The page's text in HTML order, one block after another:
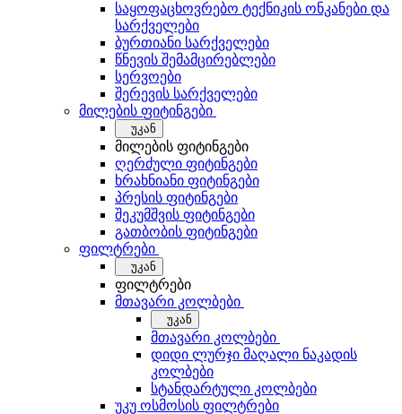
საყოფაცხოვრებო ტექნიკის ონკანები და
სარქველები
ბურთიანი სარქველები
წნევის შემამცირებლები
სერვოები
შერევის სარქველები
მილების ფიტინგები
უკან
მილების ფიტინგები
ღერძული ფიტინგები
ხრახნიანი ფიტინგები
პრესის ფიტინგები
შეკუმშვის ფიტინგები
გათბობის ფიტინგები
ფილტრები
უკან
ფილტრები
მთავარი კოლბები
უკან
მთავარი კოლბები
დიდი ლურჯი მაღალი ნაკადის
კოლბები
სტანდარტული კოლბები
უკუ ოსმოსის ფილტრები